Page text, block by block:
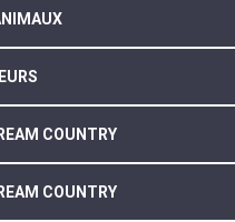
COUNTRY
COUNTRY